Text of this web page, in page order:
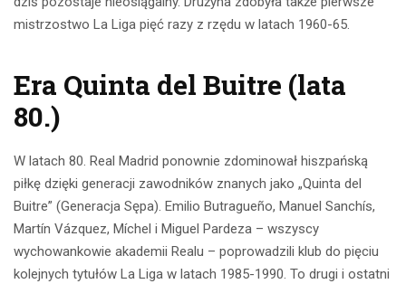
mistrzostwo La Liga pięć razy z rzędu w latach 1960-65.
Era Quinta del Buitre (lata
80.)
W latach 80. Real Madrid ponownie zdominował hiszpańską
piłkę dzięki generacji zawodników znanych jako „Quinta del
Buitre” (Generacja Sępa). Emilio Butragueño, Manuel Sanchís,
Martín Vázquez, Míchel i Miguel Pardeza – wszyscy
wychowankowie akademii Realu – poprowadzili klub do pięciu
kolejnych tytułów La Liga w latach 1985-1990. To drugi i ostatni